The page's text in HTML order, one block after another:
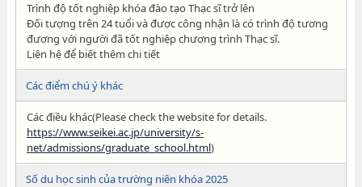
Trình độ tốt nghiệp khóa đào tạo Thạc sĩ trở lên
Đối tượng trên 24 tuổi và được công nhận là có trình độ tương
đương với người đã tốt nghiệp chương trình Thạc sĩ.
Liên hệ để biết thêm chi tiết
Các điểm chú ý khác
Các điều khác(Please check the website for details.
https://www.seikei.ac.jp/university/s-
net/admissions/graduate_school.html)
Số du học sinh của trường niên khóa 2025